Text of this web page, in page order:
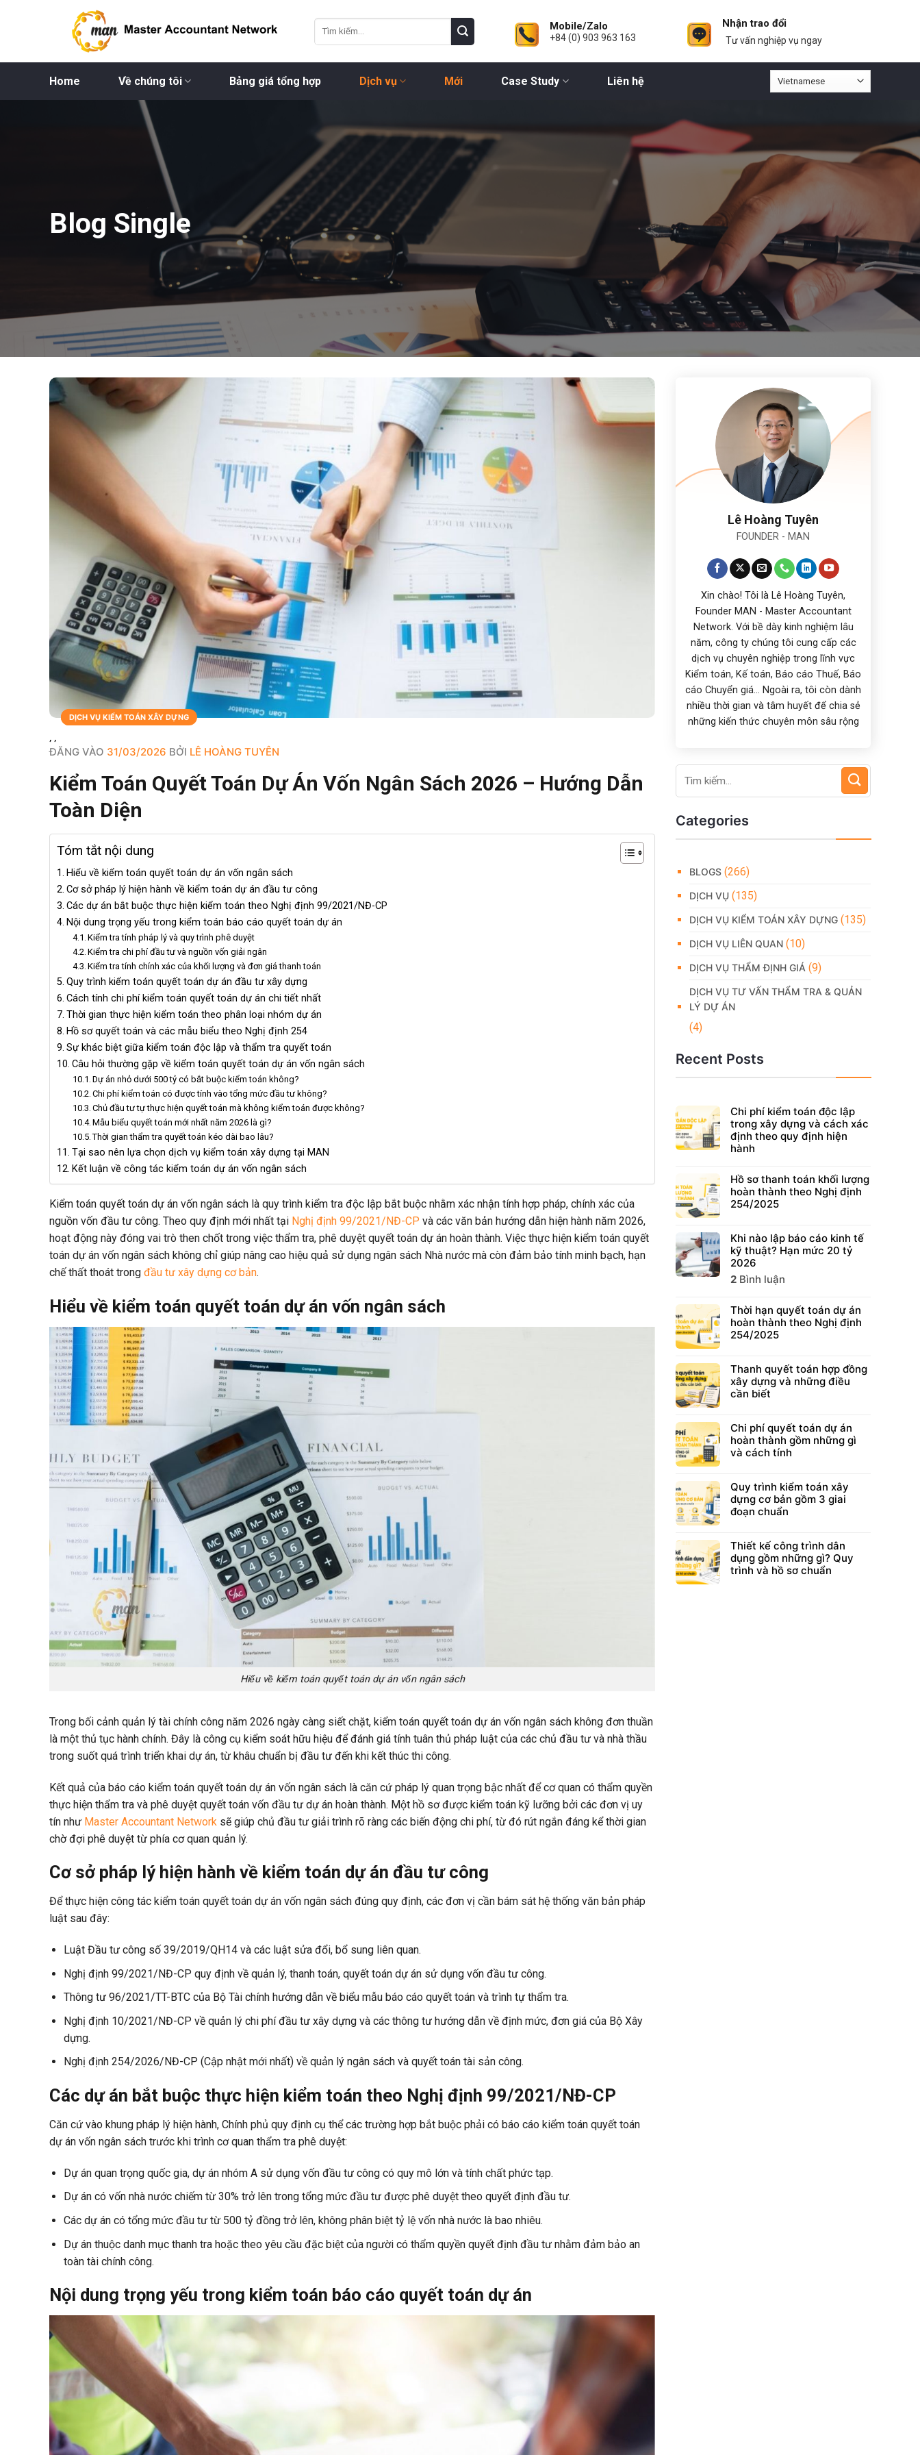
dung
Mobile/Zalo
+84 (0) 903 963 163
Nhận trao đổi
Tư vấn nghiệp vụ ngay
Home Về chúng tôi Bảng giá tổng hợp Dịch vụ Mới Case Study Liên hệ
Blog Single
BLOGS
,
DỊCH VỤ
,
DỊCH VỤ KIỂM TOÁN XÂY DỰNG
ĐĂNG VÀO 31/03/2026 BỞI LÊ HOÀNG TUYÊN
Kiểm Toán Quyết Toán Dự Án Vốn Ngân Sách 2026 – Hướng Dẫn
Toàn Diện
Tóm tắt nội dung
Hiểu về kiểm toán quyết toán dự án vốn ngân sách
Cơ sở pháp lý hiện hành về kiểm toán dự án đầu tư công
Các dự án bắt buộc thực hiện kiểm toán theo Nghị định 99/2021/NĐ-CP
Nội dung trọng yếu trong kiểm toán báo cáo quyết toán dự án
Kiểm tra tính pháp lý và quy trình phê duyệt
Kiểm tra chi phí đầu tư và nguồn vốn giải ngân
Kiểm tra tính chính xác của khối lượng và đơn giá thanh toán
Quy trình kiểm toán quyết toán dự án đầu tư xây dựng
Cách tính chi phí kiểm toán quyết toán dự án chi tiết nhất
Thời gian thực hiện kiểm toán theo phân loại nhóm dự án
Hồ sơ quyết toán và các mẫu biểu theo Nghị định 254
Sự khác biệt giữa kiểm toán độc lập và thẩm tra quyết toán
Câu hỏi thường gặp về kiểm toán quyết toán dự án vốn ngân sách
Dự án nhỏ dưới 500 tỷ có bắt buộc kiểm toán không?
Chi phí kiểm toán có được tính vào tổng mức đầu tư không?
Chủ đầu tư tự thực hiện quyết toán mà không kiểm toán được không?
Mẫu biểu quyết toán mới nhất năm 2026 là gì?
Thời gian thẩm tra quyết toán kéo dài bao lâu?
Tại sao nên lựa chọn dịch vụ kiểm toán xây dựng tại MAN
Kết luận về công tác kiểm toán dự án vốn ngân sách
Kiểm toán quyết toán dự án vốn ngân sách là quy trình kiểm tra độc lập bắt buộc nhằm xác nhận tính hợp pháp, chính xác của
nguồn vốn đầu tư công. Theo quy định mới nhất tại Nghị định 99/2021/NĐ-CP và các văn bản hướng dẫn hiện hành năm 2026,
hoạt động này đóng vai trò then chốt trong việc thẩm tra, phê duyệt quyết toán dự án hoàn thành. Việc thực hiện kiểm toán quyết
toán dự án vốn ngân sách không chỉ giúp nâng cao hiệu quả sử dụng ngân sách Nhà nước mà còn đảm bảo tính minh bạch, hạn
chế thất thoát trong đầu tư xây dựng cơ bản.
Hiểu về kiểm toán quyết toán dự án vốn ngân sách
Hiểu về kiểm toán quyết toán dự án vốn ngân sách
Trong bối cảnh quản lý tài chính công năm 2026 ngày càng siết chặt, kiểm toán quyết toán dự án vốn ngân sách không đơn thuần
là một thủ tục hành chính. Đây là công cụ kiểm soát hữu hiệu để đánh giá tính tuân thủ pháp luật của các chủ đầu tư và nhà thầu
trong suốt quá trình triển khai dự án, từ khâu chuẩn bị đầu tư đến khi kết thúc thi công.
Kết quả của báo cáo kiểm toán quyết toán dự án vốn ngân sách là căn cứ pháp lý quan trọng bậc nhất để cơ quan có thẩm quyền
thực hiện thẩm tra và phê duyệt quyết toán vốn đầu tư dự án hoàn thành. Một hồ sơ được kiểm toán kỹ lưỡng bởi các đơn vị uy
tín như Master Accountant Network sẽ giúp chủ đầu tư giải trình rõ ràng các biến động chi phí, từ đó rút ngắn đáng kể thời gian
chờ đợi phê duyệt từ phía cơ quan quản lý.
Cơ sở pháp lý hiện hành về kiểm toán dự án đầu tư công
Để thực hiện công tác kiểm toán quyết toán dự án vốn ngân sách đúng quy định, các đơn vị cần bám sát hệ thống văn bản pháp
luật sau đây:
Luật Đầu tư công số 39/2019/QH14 và các luật sửa đổi, bổ sung liên quan.
Nghị định 99/2021/NĐ-CP quy định về quản lý, thanh toán, quyết toán dự án sử dụng vốn đầu tư công.
Thông tư 96/2021/TT-BTC của Bộ Tài chính hướng dẫn về biểu mẫu báo cáo quyết toán và trình tự thẩm tra.
Nghị định 10/2021/NĐ-CP về quản lý chi phí đầu tư xây dựng và các thông tư hướng dẫn về định mức, đơn giá của Bộ Xây
dựng.
Nghị định 254/2026/NĐ-CP (Cập nhật mới nhất) về quản lý ngân sách và quyết toán tài sản công.
Các dự án bắt buộc thực hiện kiểm toán theo Nghị định 99/2021/NĐ-CP
Căn cứ vào khung pháp lý hiện hành, Chính phủ quy định cụ thể các trường hợp bắt buộc phải có báo cáo kiểm toán quyết toán
dự án vốn ngân sách trước khi trình cơ quan thẩm tra phê duyệt:
Dự án quan trọng quốc gia, dự án nhóm A sử dụng vốn đầu tư công có quy mô lớn và tính chất phức tạp.
Dự án có vốn nhà nước chiếm từ 30% trở lên trong tổng mức đầu tư được phê duyệt theo quyết định đầu tư.
Các dự án có tổng mức đầu tư từ 500 tỷ đồng trở lên, không phân biệt tỷ lệ vốn nhà nước là bao nhiêu.
Dự án thuộc danh mục thanh tra hoặc theo yêu cầu đặc biệt của người có thẩm quyền quyết định đầu tư nhằm đảm bảo an
toàn tài chính công.
Nội dung trọng yếu trong kiểm toán báo cáo quyết toán dự án
Lê Hoàng Tuyên
FOUNDER - MAN
Xin chào! Tôi là Lê Hoàng Tuyên,
Founder MAN - Master Accountant
Network. Với bề dày kinh nghiệm lâu
năm, công ty chúng tôi cung cấp các
dịch vụ chuyên nghiệp trong lĩnh vực
Kiểm toán, Kế toán, Báo cáo Thuế, Báo
cáo Chuyển giá... Ngoài ra, tôi còn dành
nhiều thời gian và tâm huyết để chia sẻ
những kiến thức chuyên môn sâu rộng
Categories
BLOGS (266)
DỊCH VỤ (135)
DỊCH VỤ KIỂM TOÁN XÂY DỰNG (135)
DỊCH VỤ LIÊN QUAN (10)
DỊCH VỤ THẨM ĐỊNH GIÁ (9)
DỊCH VỤ TƯ VẤN THẨM TRA & QUẢN
LÝ DỰ ÁN
(4)
Recent Posts
Chi phí kiểm toán độc lập
trong xây dựng và cách xác
định theo quy định hiện
hành
Hồ sơ thanh toán khối lượng
hoàn thành theo Nghị định
254/2025
Khi nào lập báo cáo kinh tế
kỹ thuật? Hạn mức 20 tỷ
2026
2 Bình luận
Thời hạn quyết toán dự án
hoàn thành theo Nghị định
254/2025
Thanh quyết toán hợp đồng
xây dựng và những điều
cần biết
Chi phí quyết toán dự án
hoàn thành gồm những gì
và cách tính
Quy trình kiểm toán xây
dựng cơ bản gồm 3 giai
đoạn chuẩn
Thiết kế công trình dân
dụng gồm những gì? Quy
trình và hồ sơ chuẩn